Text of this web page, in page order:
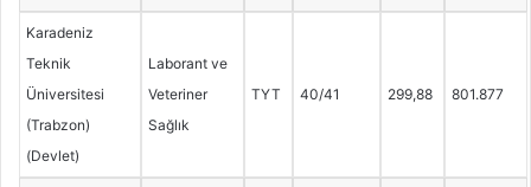
Karadeniz
Teknik
Üniversitesi
(Trabzon)
(Devlet)
Laborant ve
Veteriner
Sağlık
TYT 40/41 299,88 801.877